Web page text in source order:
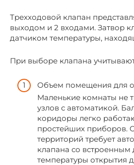
Трехходовой клапан
выходом и 2 входами. Затвор
датчиком температуры,
При выборе клапана
Объем помещения для
Маленькие комнаты не
узлов с автоматикой.
коридоры легко
простейших приборов.
территорий требует
клапана со встроенным
температуры открытия